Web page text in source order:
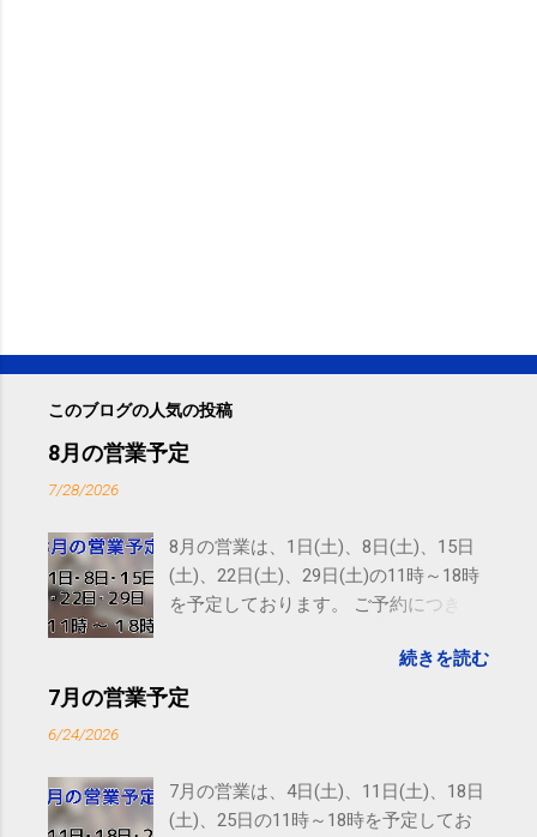
このブログの人気の投稿
8月の営業予定
7/28/2026
8月の営業は、1日(土)、8日(土)、15日
(土)、22日(土)、29日(土)の11時～18時
を予定しております。 ご予約につきま
す。 電話に出られないことがあります
ので、ご予約、お問い合わせは
続きを読む
7月の営業予定
6/24/2026
7月の営業は、4日(土)、11日(土)、18日
(土)、25日の11時～18時を予定してお